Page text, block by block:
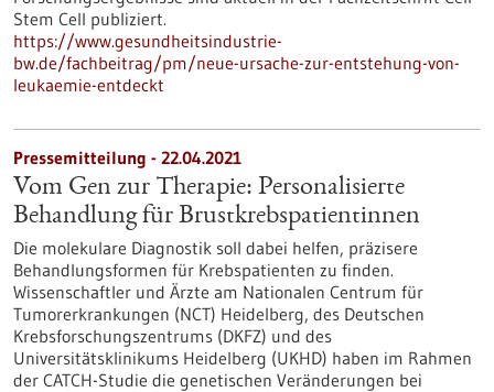
Stem Cell publiziert.
https://www.gesundheitsindustrie-
bw.de/fachbeitrag/pm/neue-ursache-zur-entstehung-von-
leukaemie-entdeckt
Pressemitteilung - 22.04.2021
Vom Gen zur Therapie: Personalisierte
Behandlung für Brustkrebspatientinnen
Die molekulare Diagnostik soll dabei helfen, präzisere
Behandlungsformen für Krebspatienten zu finden.
Wissenschaftler und Ärzte am Nationalen Centrum für
Tumorerkrankungen (NCT) Heidelberg, des Deutschen
Krebsforschungszentrums (DKFZ) und des
Universitätsklinikums Heidelberg (UKHD) haben im Rahmen
der CATCH-Studie die genetischen Veränderungen bei